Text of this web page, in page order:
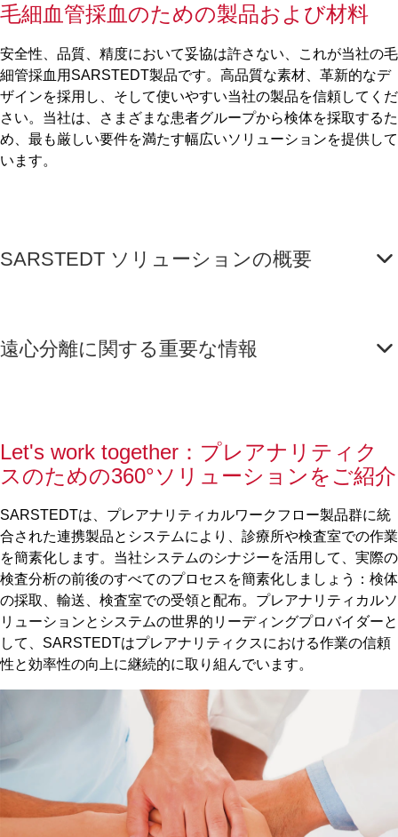
毛細血管採血のための製品および材料
安全性、品質、精度において妥協は許さない、これが当社の毛
細管採血用SARSTEDT製品です。高品質な素材、革新的なデ
ザインを採用し、そして使いやすい当社の製品を信頼してくだ
さい。当社は、さまざまな患者グループから検体を採取するた
め、最も厳しい要件を満たす幅広いソリューションを提供して
います。
SARSTEDT ソリューションの概要
遠心分離に関する重要な情報
Let's work together：プレアナリティク
スのための360°ソリューションをご紹介
SARSTEDTは、プレアナリティカルワークフロー製品群に統
合された連携製品とシステムにより、診療所や検査室での作業
を簡素化します。当社システムのシナジーを活用して、実際の
検査分析の前後のすべてのプロセスを簡素化しましょう：検体
の採取、輸送、検査室での受領と配布。プレアナリティカルソ
リューションとシステムの世界的リーディングプロバイダーと
して、SARSTEDTはプレアナリティクスにおける作業の信頼
性と効率性の向上に継続的に取り組んでいます。